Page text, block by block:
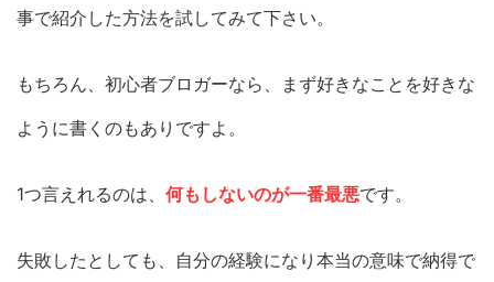
事で紹介した方法を試してみて下さい。
もちろん、初心者ブロガーなら、まず好きなことを好きな
ように書くのもありですよ。
1つ言えれるのは、 何もしないのが一番最悪です。
失敗したとしても、自分の経験になり本当の意味で納得で